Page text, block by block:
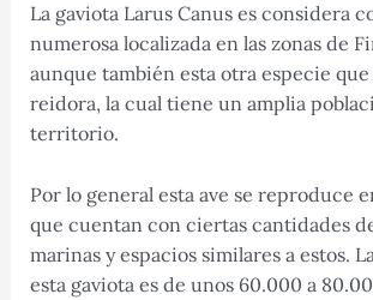
La gaviota Larus Canus es considera
numerosa localizada en las zonas de
aunque también esta otra especie que
reidora, la cual tiene un amplia
territorio.
Por lo general esta ave se reproduce
que cuentan con ciertas cantidades
marinas y espacios similares a estos.
esta gaviota es de unos 60.000 a